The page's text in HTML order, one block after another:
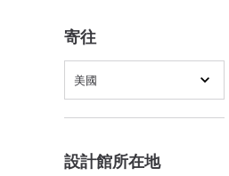
寄往
美國
設計館所在地